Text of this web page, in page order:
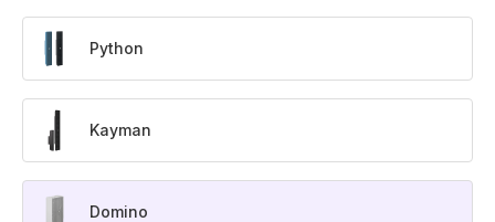
Python
Kayman
Domino